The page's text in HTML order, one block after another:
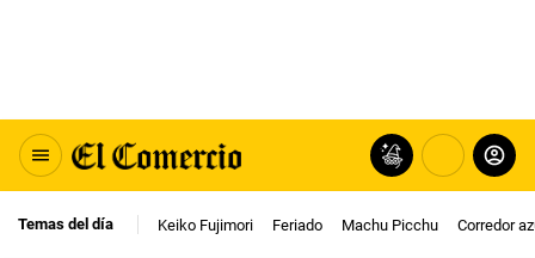
Temas del día Keiko Fujimori Feriado Machu Picchu Corredor